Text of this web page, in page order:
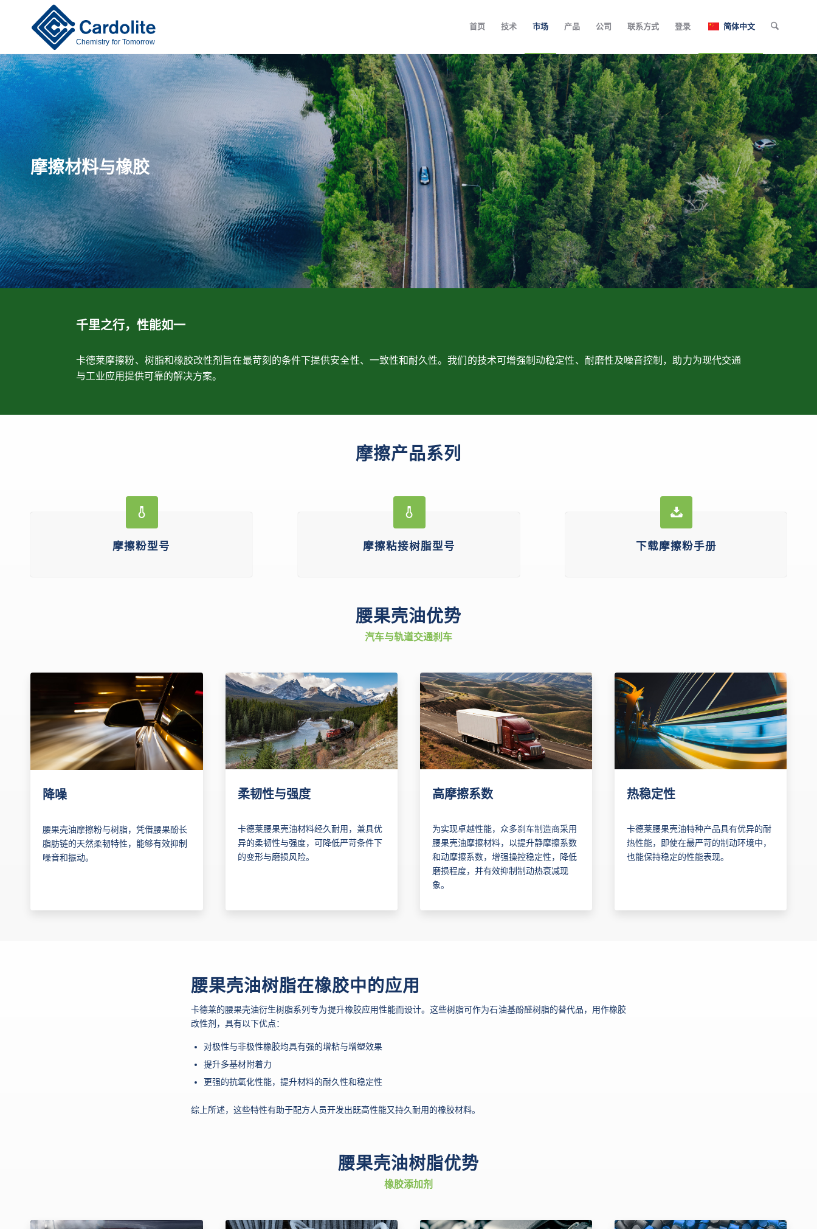
Chemistry for Tomorrow
首页 技术 市场 产品 公司 联系方式 登录 简体中文
摩擦材料与橡胶
千里之行，性能如一
卡德莱摩擦粉、树脂和橡胶改性剂旨在最苛刻的条件下提供安全性、一致性和耐久性。我们的技术可增强制动稳定性、耐磨性及噪音控制，助力为现代交通
与工业应用提供可靠的解决方案。
摩擦产品系列
摩擦粉型号 摩擦粘接树脂型号 下载摩擦粉手册
腰果壳油优势
汽车与轨道交通刹车
降噪
腰果壳油摩擦粉与树脂，凭借腰果酚长
脂肪链的天然柔韧特性，能够有效抑制
噪音和振动。
柔韧性与强度
卡德莱腰果壳油材料经久耐用，兼具优
异的柔韧性与强度，可降低严苛条件下
的变形与磨损风险。
高摩擦系数
为实现卓越性能，众多刹车制造商采用
腰果壳油摩擦材料，以提升静摩擦系数
和动摩擦系数，增强操控稳定性，降低
磨损程度，并有效抑制制动热衰减现
象。
热稳定性
卡德莱腰果壳油特种产品具有优异的耐
热性能，即使在最严苛的制动环境中，
也能保持稳定的性能表现。
腰果壳油树脂在橡胶中的应用
卡德莱的腰果壳油衍生树脂系列专为提升橡胶应用性能而设计。这些树脂可作为石油基酚醛树脂的替代品，用作橡胶
改性剂，具有以下优点：
对极性与非极性橡胶均具有强的增粘与增塑效果
提升多基材附着力
更强的抗氧化性能，提升材料的耐久性和稳定性
综上所述，这些特性有助于配方人员开发出既高性能又持久耐用的橡胶材料。
腰果壳油树脂优势
橡胶添加剂